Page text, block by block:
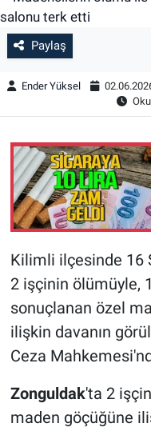
Paylaş
Ender Yüksel
Kilimli ilçesinde 16
2 işçinin ölümüyle,
sonuçlanan özel
ilişkin davanın
Ceza
Zonguldak'ta 2
maden göçüğüne